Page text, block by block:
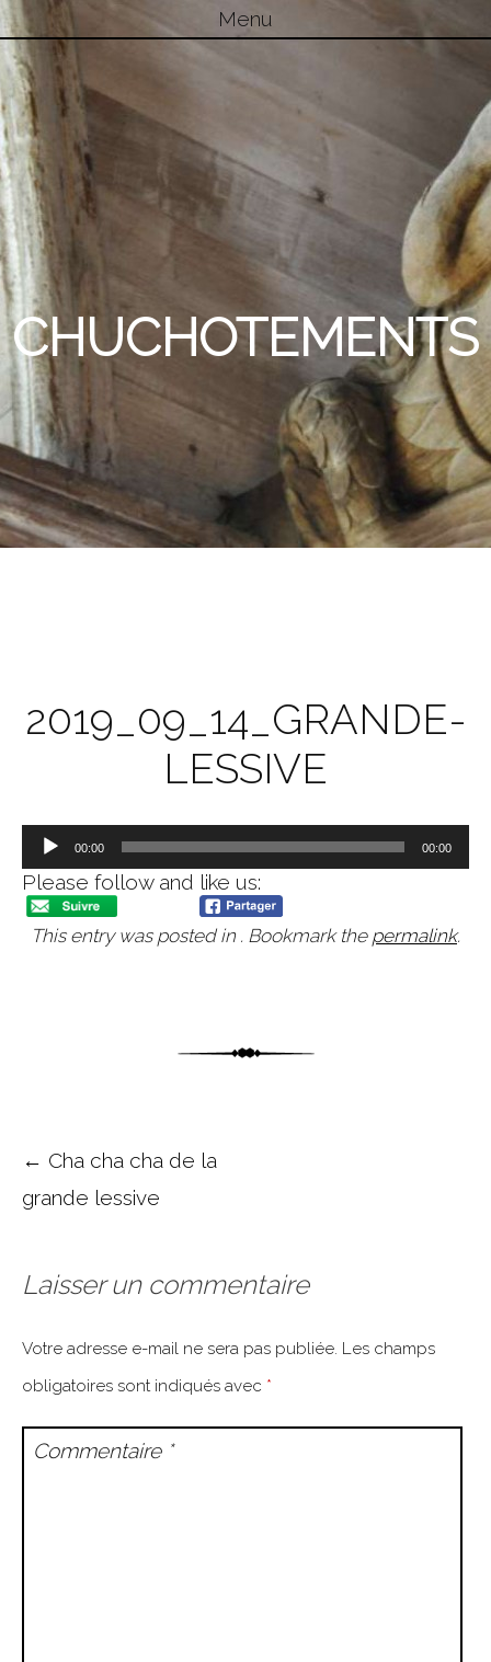
Menu
Skip to content
CHUCHOTEMENTS
2019_09_14_GRANDE-
LESSIVE
Lecteur
audio
00:00 00:00
Please follow and like us:
This entry was posted in . Bookmark the permalink.
Post navigation
← Cha cha cha de la
grande lessive
Laisser un commentaire
Votre adresse e-mail ne sera pas publiée. Les champs
obligatoires sont indiqués avec *
Commentaire *